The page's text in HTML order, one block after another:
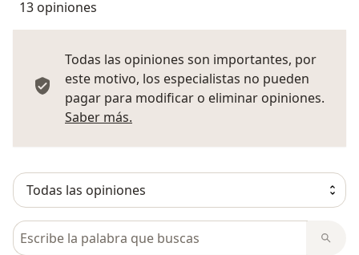
13 opiniones
Todas las opiniones son importantes, por
este motivo, los especialistas no pueden
pagar para modificar o eliminar opiniones.
Saber más.
Busca en opiniones